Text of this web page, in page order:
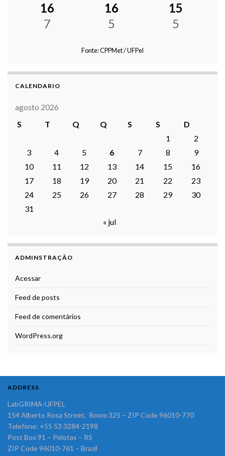
16
7
16
5
15
5
Fonte: CPPMet / UFPel
CALENDARIO
agosto 2026
S
T Q Q S S
D
1
2
3
4 5 6 7 8
9
10
11 12 13 14 15
16
17
18 19 20 21 22
23
24
25 26 27 28 29
30
31
« jul
ADMINSTRAÇÃO
Acessar
Feed de posts
Feed de comentários
WordPress.org
ADDRESS
LabGRIMA-UFPEL
154 Alberto Rosa Street, Room 325 – ZIP Code 96010-770
Telefone: +55 53 3284-2198
Post Box 91 – Pelotas – RS
ZIP Code 96010-761 – Brazil